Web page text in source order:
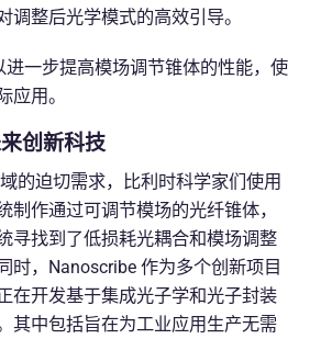
调整后光学模式的高效引导。
进一步提高模场调节锥体的性能，使
应用。
创新科技
的迫切需求，比利时科学家们使用
制作通过可调节模场的光纤锥体，
寻找到了低损耗光耦合和模场调整
时，Nanoscribe 作为多个创新项目
在开发基于集成光子学和光子封装
其中包括旨在为工业应用生产无需